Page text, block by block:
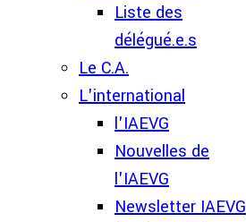
Liste des
délégué.e.s
Le C.A.
L'international
l'IAEVG
Nouvelles de
l'IAEVG
Newsletter IAEVG